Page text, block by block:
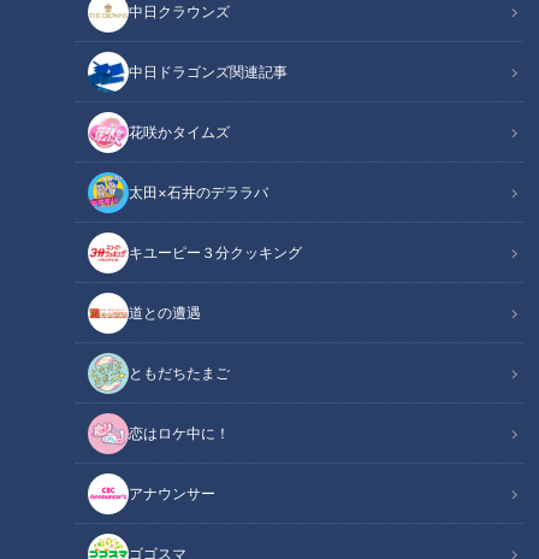
中日クラウンズ
中日ドラゴンズ関連記事
花咲かタイムズ
太田×石井のデララバ
キユーピー３分クッキング
道との遭遇
ともだちたまご
恋はロケ中に！
アナウンサー
ゴゴスマ
ほぼ岐阜・可児市だけ愛されフード『さしみうどん』をいただきます！
【チャント！】
この記事の画像